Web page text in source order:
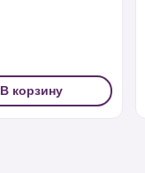
В корзину